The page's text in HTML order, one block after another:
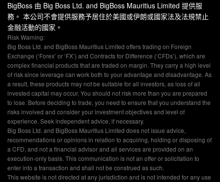
BigBoss 由 Big Boss Ltd. and BigBoss Mauritius Limited 提供服
務。 本公司不會提供服務予居住於美國或伊朗或國家法及法規禁止
金融活動的國家。
Risk Warning:
Big Boss Ltd. and BigBoss Mauritius Limited offers trading on Foreign
Exchange (‘Forex’ or ‘FX’) and Contracts for Difference (‘CFDs’), which are
complex financial products that are traded on margin. They carry a high level
of risk since leverage can work both to your advantage and disadvantage. As
a result, these products may not be suitable for all investors, as loss of all
invested capital may occur. You should not risk more than you are prepared
to lose. Before deciding to trade, you need to ensure that you understand the
risks involved and consider your investment objectives and level of
experience. Seek independent advice, if necessary.
Big Boss Ltd. and BigBoss Mauritius Limited does not issue advice,
recommendations or opinions in relation to acquiring, holding or disposing of
a CFD, and not a financial advisor and all services are provided on an
execution-only basis. This communication is not an offer or solicitation to
enter into a transaction and shall not be construed as such.
This website is not directed at any jurisdiction and is not intended for any use